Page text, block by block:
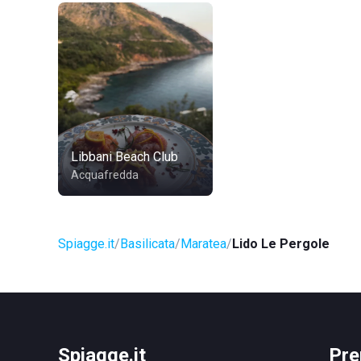
Libbani Beach Club
Acquafredda
Spiagge.it Basilicata Maratea Lido Le Pergole
Spiagge.it